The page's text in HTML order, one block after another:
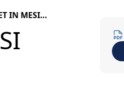
IN MESI